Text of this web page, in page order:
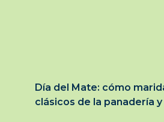
Día del Mate: cómo
clásicos de la panadería